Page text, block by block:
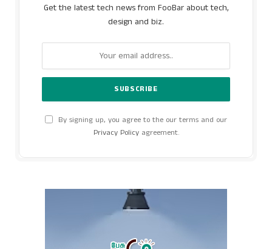
Get the latest tech news from FooBar about tech,
design and biz.
By signing up, you agree to the our terms and our
Privacy Policyagreement.